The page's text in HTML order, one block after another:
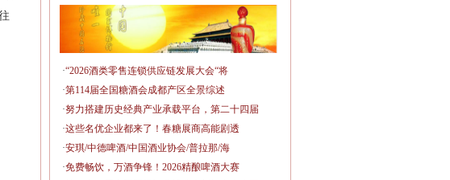
·“2026酒类零售连锁供应链发展大会“将
·第114届全国糖酒会成都产区全景综述
·努力搭建历史经典产业承载平台，第二十四届
·这些名优企业都来了！春糖展商高能剧透
·安琪/中德啤酒/中国酒业协会/普拉那/海
·免费畅饮，万酒争锋！2026精酿啤酒大赛